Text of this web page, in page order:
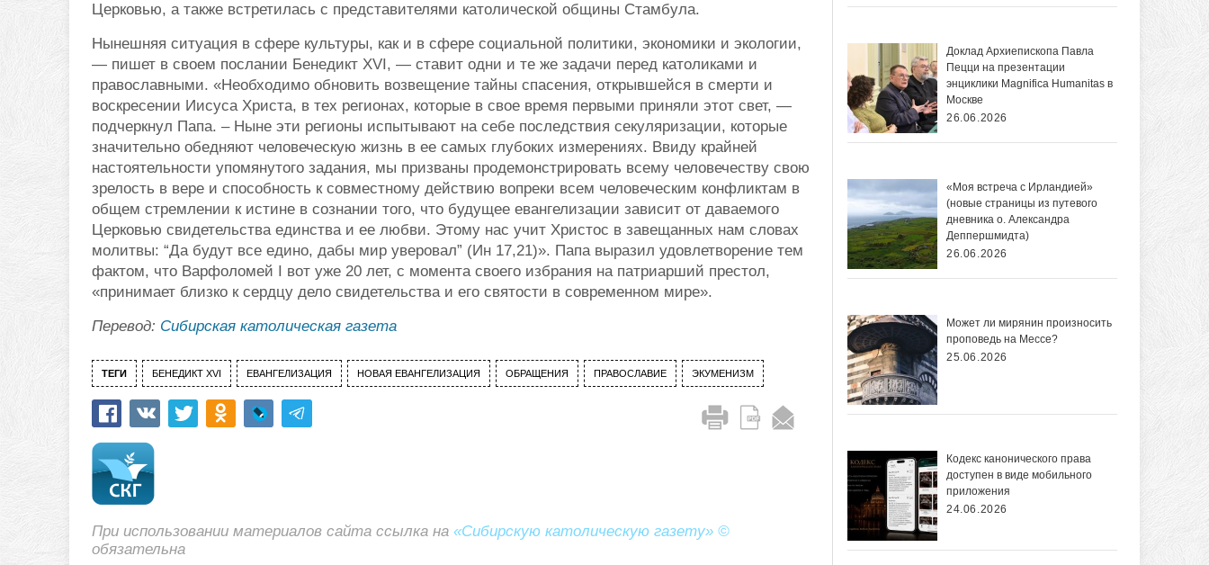
Церковью, а также встретилась с представителями католической общины Стамбула.
Нынешняя ситуация в сфере культуры, как и в сфере социальной политики, экономики и экологии,
— пишет в своем послании Бенедикт XVI, — ставит одни и те же задачи перед католиками и
православными. «Необходимо обновить возвещение тайны спасения, открывшейся в смерти и
воскресении Иисуса Христа, в тех регионах, которые в свое время первыми приняли этот свет, —
подчеркнул Папа. – Ныне эти регионы испытывают на себе последствия секуляризации, которые
значительно обедняют человеческую жизнь в ее самых глубоких измерениях. Ввиду крайней
настоятельности упомянутого задания, мы призваны продемонстрировать всему человечеству свою
зрелость в вере и способность к совместному действию вопреки всем человеческим конфликтам в
общем стремлении к истине в сознании того, что будущее евангелизации зависит от даваемого
Церковью свидетельства единства и ее любви. Этому нас учит Христос в завещанных нам словах
молитвы: “Да будут все едино, дабы мир уверовал” (Ин 17,21)». Папа выразил удовлетворение тем
фактом, что Варфоломей I вот уже 20 лет, с момента своего избрания на патриарший престол,
«принимает близко к сердцу дело свидетельства и его святости в современном мире».
Перевод: Сибирская католическая газета
ТЕГИ БЕНЕДИКТ XVI ЕВАНГЕЛИЗАЦИЯ НОВАЯ ЕВАНГЕЛИЗАЦИЯ ОБРАЩЕНИЯ ПРАВОСЛАВИЕ ЭКУМЕНИЗМ
При использовании материалов сайта ссылка на «Сибирскую католическую газету» ©
обязательна
Доклад Архиепископа Павла
Пецци на презентации
энциклики Magnifica Нumanitas в
Москве
26.06.2026
«Моя встреча с Ирландией»
(новые страницы из путевого
дневника о. Александра
Деппершмидта)
26.06.2026
Может ли мирянин произносить
проповедь на Мессе?
25.06.2026
Кодекс канонического права
доступен в виде мобильного
приложения
24.06.2026